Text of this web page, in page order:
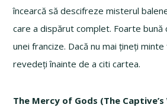
încearcă să descifreze misterul
care a dispărut complet. Foarte bună
unei francize. Dacă nu mai țineți
revedeți înainte de a citi cartea.
The Mercy of Gods (The